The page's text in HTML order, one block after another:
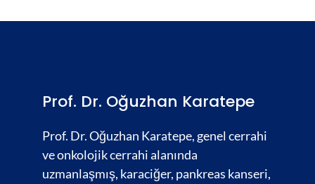
Prof. Dr. Oğuzhan Karatepe
Prof. Dr. Oğuzhan Karatepe, genel cerrahi
ve onkolojik cerrahi alanında
uzmanlaşmış, karaciğer, pankreas kanseri,